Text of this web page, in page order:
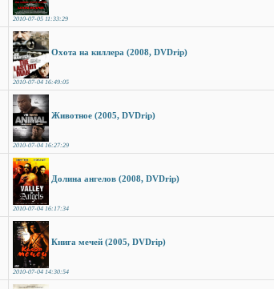
2010-07-05 11:33:29
Охота на киллера (2008, DVDrip)
2010-07-04 16:49:05
Животное (2005, DVDrip)
2010-07-04 16:27:29
Долина ангелов (2008, DVDrip)
2010-07-04 16:17:34
Книга мечей (2005, DVDrip)
2010-07-04 14:30:54